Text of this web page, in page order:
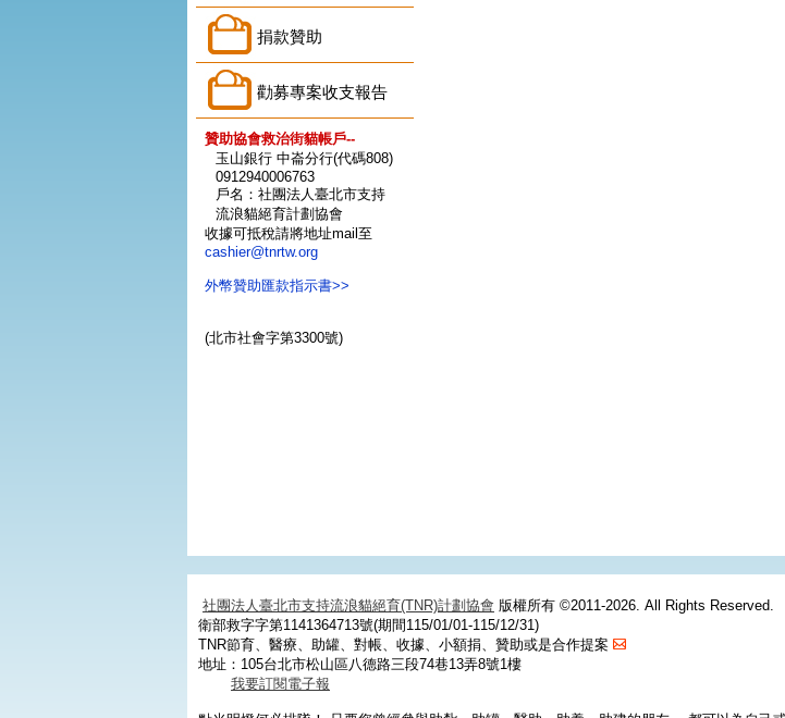
捐款贊助
勸募專案收支報告
贊助協會救治街貓帳戶--
玉山銀行 中崙分行(代碼808)
0912940006763
戶名：社團法人臺北市支持
流浪貓絕育計劃協會
收據可抵稅請將地址mail至
cashier@tnrtw.org
外幣贊助匯款指示書>>
(北市社會字第3300號)
社團法人臺北市支持流浪貓絕育(TNR)計劃協會 版權所有 ©2011-2026. All Rights Reserved.
衛部救字字第1141364713號(期間115/01/01-115/12/31)
TNR節育、醫療、助罐、對帳、收據、小額捐、贊助或是合作提案
地址：105台北市松山區八德路三段74巷13弄8號1樓
我要訂閱電子報